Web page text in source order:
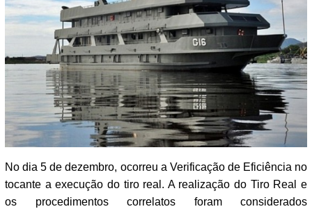
No dia 5 de dezembro, ocorreu a Verificação de Eficiência no
tocante a execução do tiro real. A realização do Tiro Real e
os procedimentos correlatos foram considerados